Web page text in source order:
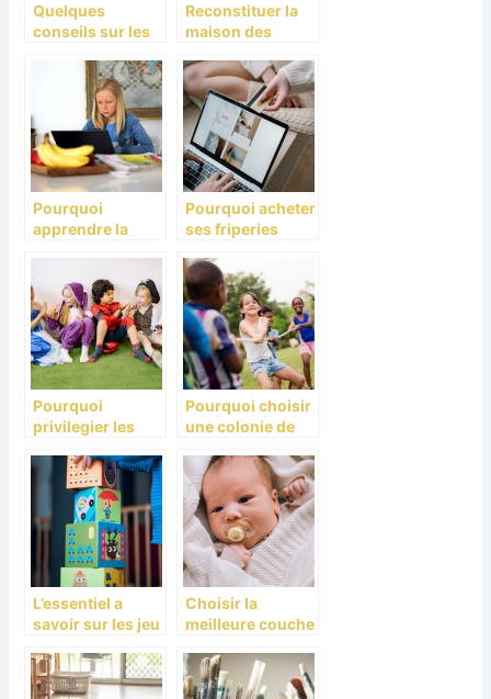
Quelques
conseils sur les
toboggans pour
aires de jeux
pour enfants
Reconstituer la
maison des
à l’univers lego
Pourquoi
apprendre la
Pourquoi acheter
ses friperies
ligne ?
Pourquoi
privilegier les
Massy?
Pourquoi choisir
une colonie de
votre enfant ?
L’essentiel a
savoir sur les jeu
enfant
Choisir la
meilleure couche
bonne taille pour
son bebe